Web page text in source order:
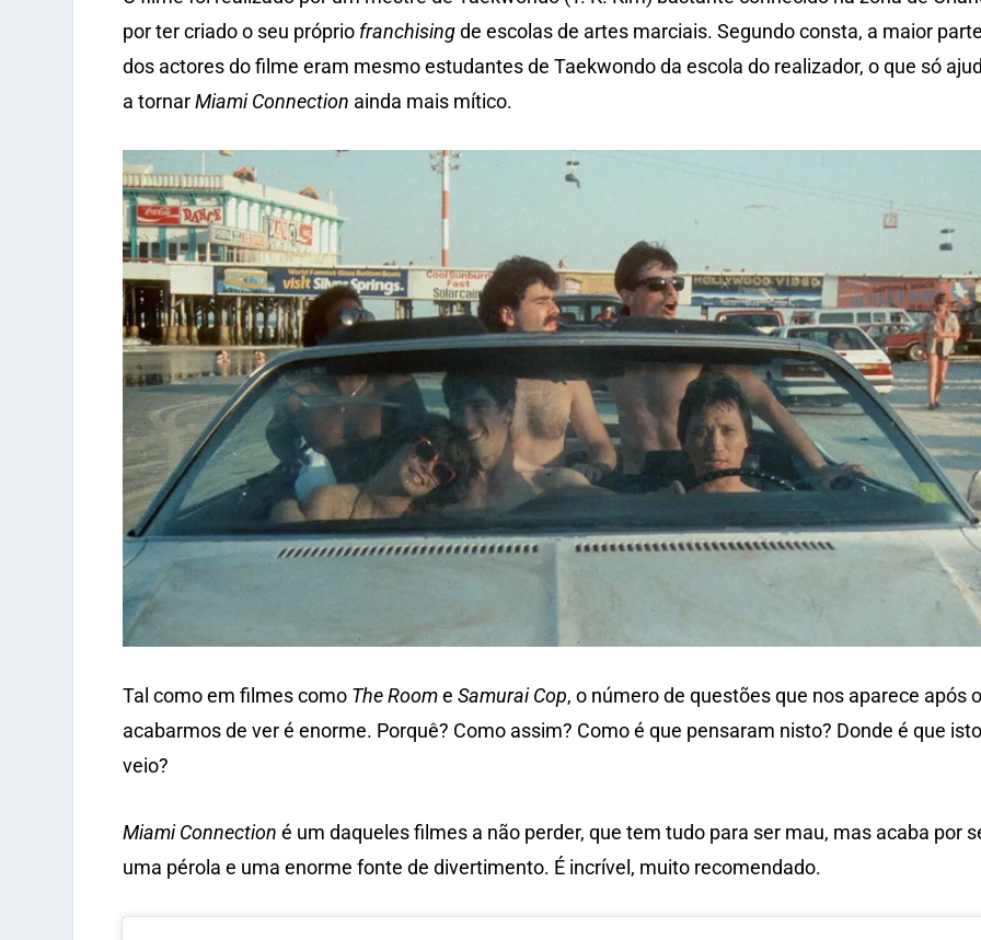
por ter criado o seu próprio franchisingde escolas de artes marciais. Segundo consta, a maior
dos actores do filme eram mesmo estudantes de Taekwondo da escola do realizador, o que só
a tornarMiami Connection ainda mais mítico.
Tal como em filmes como The Roome Samurai Cop, o número de questões que nos aparece após o
acabarmos de ver é enorme. Porquê? Como assim? Como é que pensaram nisto? Donde é que isto
veio?
Miami Connection é um daqueles filmes a não perder, que tem tudo para ser mau, mas acaba por
uma pérola e uma enorme fonte de divertimento. É incrível, muito recomendado.